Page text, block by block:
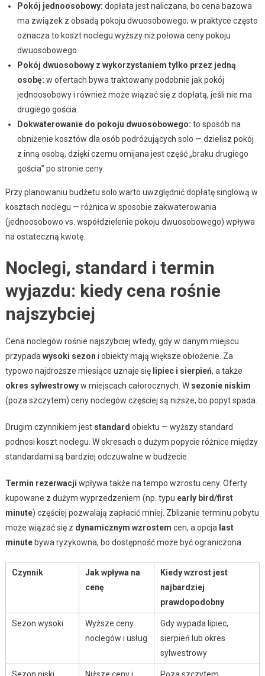
Pokój jednoosobowy: dopłata jest naliczana, bo cena bazowa
ma związek z obsadą pokoju dwuosobowego; w praktyce często
oznacza to koszt noclegu wyższy niż połowa ceny pokoju
dwuosobowego.
Pokój dwuosobowy z wykorzystaniem tylko przez jedną
osobę: w ofertach bywa traktowany podobnie jak pokój
jednoosobowy i również może wiązać się z dopłatą, jeśli nie ma
drugiego gościa.
Dokwaterowanie do pokoju dwuosobowego: to sposób na
obniżenie kosztów dla osób podróżujących solo — dzielisz pokój
z inną osobą, dzięki czemu omijana jest część „braku drugiego
gościa” po stronie ceny.
Przy planowaniu budżetu solo warto uwzględnić dopłatę singlową w
kosztach noclegu — różnica w sposobie zakwaterowania
(jednoosobowo vs. współdzielenie pokoju dwuosobowego) wpływa
na ostateczną kwotę.
Noclegi, standard i termin
wyjazdu: kiedy cena rośnie
najszybciej
Cena noclegów rośnie najszybciej wtedy, gdy w danym miejscu
przypada wysoki sezon i obiekty mają większe obłożenie. Za
typowo najdroższe miesiące uznaje się lipiec i sierpień, a także
okres sylwestrowyw miejscach całorocznych. W sezonie niskim
(poza szczytem) ceny noclegów częściej są niższe, bo popyt spada.
Drugim czynnikiem jest standard obiektu — wyższy standard
podnosi koszt noclegu. W okresach o dużym popycie różnice między
standardami są bardziej odczuwalne w budżecie.
Termin rezerwacji wpływa także na tempo wzrostu ceny. Oferty
kupowane z dużym wyprzedzeniem (np. typu early bird/first
minute) częściej pozwalają zapłacić mniej. Zbliżanie terminu pobytu
może wiązać się z dynamicznym wzrostem cen, a opcja last
minutebywa ryzykowna, bo dostępność może być ograniczona.
Czynnik
Jak wpływa na
cenę
Kiedy wzrost jest
najbardziej
prawdopodobny
Sezon wysoki
Wyższe ceny
noclegów i usług
Gdy wypada lipiec,
sierpień lub okres
sylwestrowy
Sezon niski Niższe ceny i Poza szczytem